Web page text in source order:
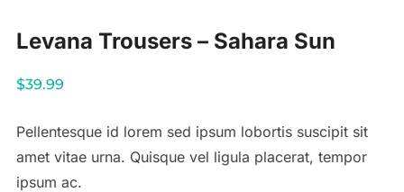
Levana Trousers – Sahara Sun
$39.99
Pellentesque id lorem sed ipsum lobortis suscipit sit
amet vitae urna. Quisque vel ligula placerat, tempor
ipsum ac.